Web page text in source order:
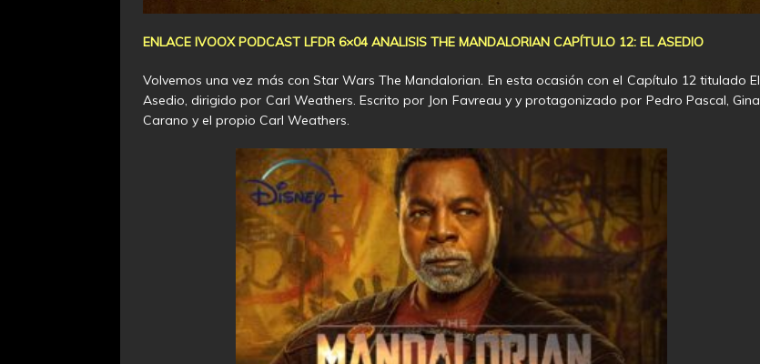
ENLACE IVOOX PODCAST LFDR 6×04 ANALISIS THE MANDALORIAN CAPÍTULO 12: EL ASEDIO
Volvemos una vez más con Star Wars The Mandalorian. En esta ocasión con el Capítulo 12 titulado El
Asedio, dirigido por Carl Weathers. Escrito por Jon Favreau y y protagonizado por Pedro Pascal, Gina
Carano y el propio Carl Weathers.